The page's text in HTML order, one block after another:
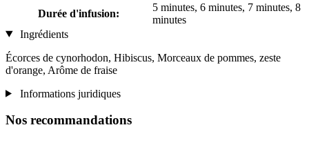
Durée d'infusion:
5 minutes, 6 minutes, 7 minutes, 8
minutes
Ingrédients
Écorces de cynorhodon, Hibiscus, Morceaux de pommes, zeste
d'orange, Arôme de fraise
Informations juridiques
Nos recommandations